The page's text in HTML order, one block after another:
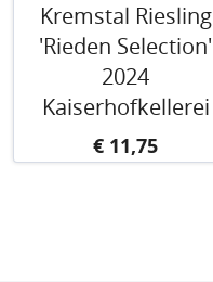
Kremstal Riesling
'Rieden Selection'
2024
Kaiserhofkellerei
€ 11,75